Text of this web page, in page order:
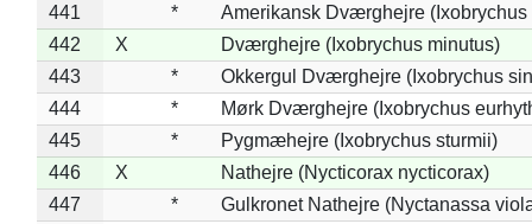
441
*
Amerikansk Dværghejre (Ixobrychus
442
X
Dværghejre (Ixobrychus minutus)
443
*
Okkergul Dværghejre (Ixobrychus
444
*
Mørk Dværghejre (Ixobrychus
445
*
Pygmæhejre (Ixobrychus sturmii)
446
X
Nathejre (Nycticorax nycticorax)
447
*
Gulkronet Nathejre (Nyctanassa